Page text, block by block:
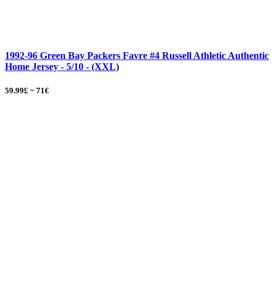
1992-96 Green Bay Packers Favre #4 Russell Athletic Authentic
Home Jersey - 5/10 - (XXL)
59.99£ ~ 71€